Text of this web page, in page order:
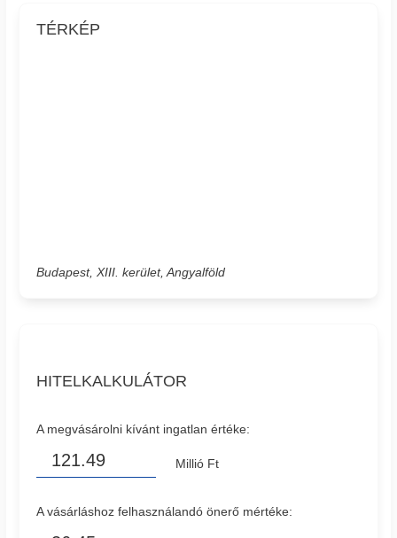
TÉRKÉP
Budapest, XIII. kerület, Angyalföld
HITELKALKULÁTOR
A megvásárolni kívánt ingatlan értéke:
Millió Ft
A vásárláshoz felhasználandó önerő mértéke: